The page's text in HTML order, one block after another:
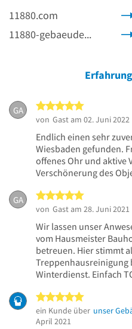
11880.com
11880-gebaeudereinigung.com
GA
von Gast am 02. Juni 2022
Endlich einen sehr
Wiesbaden gefunden.
offenes Ohr und aktive
Verschönerung des
GA
von Gast am 28. Juni 2021
Wir lassen unser
vom Hausmeister
betreuen. Hier stimmt
Treppenhausreinigung
Winterdienst. Einfach
ein Kunde über unser
April 2021